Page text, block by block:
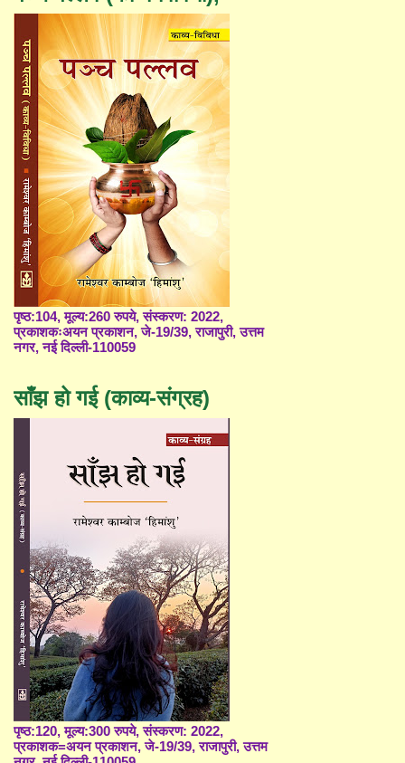
पृष्ठ:104, मूल्य:260 रुपये, संस्करण: 2022,
प्रकाशकःअयन प्रकाशन, जे-19/39, राजापुरी, उत्तम
नगर, नई दिल्ली-110059
साँझ हो गई (काव्य-संग्रह)
पृष्ठ:120, मूल्य:300 रुपये, संस्करण: 2022,
प्रकाशक=अयन प्रकाशन, जे-19/39, राजापुरी, उत्तम